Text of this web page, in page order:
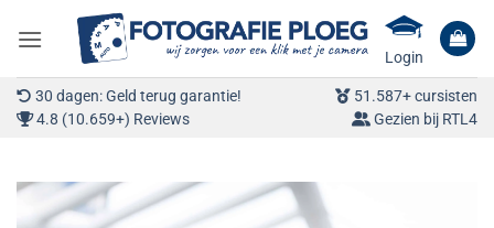
naar
Login
30 dagen: Geld terug garantie!
51.587+ cursisten
4.8 (10.659+) Reviews
Gezien bij RTL4